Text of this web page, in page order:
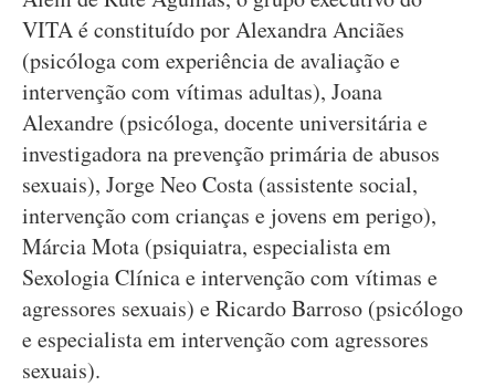
VITA é constituído por Alexandra Anciães
(psicóloga com experiência de avaliação e
intervenção com vítimas adultas), Joana
Alexandre (psicóloga, docente universitária e
investigadora na prevenção primária de abusos
sexuais), Jorge Neo Costa (assistente social,
intervenção com crianças e jovens em perigo),
Márcia Mota (psiquiatra, especialista em
Sexologia Clínica e intervenção com vítimas e
agressores sexuais) e Ricardo Barroso (psicólogo
e especialista em intervenção com agressores
sexuais).